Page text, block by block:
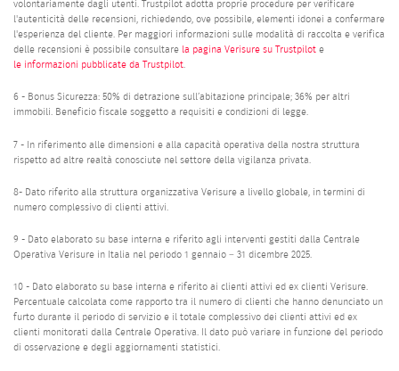
volontariamente dagli utenti. Trustpilot adotta proprie procedure per verificare
l'autenticità delle recensioni, richiedendo, ove possibile, elementi idonei a confermare
l'esperienza del cliente. Per maggiori informazioni sulle modalità di raccolta e verifica
delle recensioni è possibile consultare la pagina Verisure su Trustpilot e
le informazioni pubblicate da Trustpilot
6 - Bonus Sicurezza: 50% di detrazione sull’abitazione principale; 36% per altri
immobili. Beneficio fiscale soggetto a requisiti e condizioni di legge.
7 - In riferimento alle dimensioni e alla capacità operativa della nostra struttura
rispetto ad altre realtà conosciute nel settore della vigilanza privata.
8- Dato riferito alla struttura organizzativa Verisure a livello globale, in termini di
numero complessivo di clienti attivi.
9 - Dato elaborato su base interna e riferito agli interventi gestiti dalla Centrale
Operativa Verisure in Italia nel periodo 1 gennaio – 31 dicembre 2025.
10 - Dato elaborato su base interna e riferito ai clienti attivi ed ex clienti Verisure.
Percentuale calcolata come rapporto tra il numero di clienti che hanno denunciato un
furto durante il periodo di servizio e il totale complessivo dei clienti attivi ed ex
clienti monitorati dalla Centrale Operativa. Il dato può variare in funzione del periodo
di osservazione e degli aggiornamenti statistici.